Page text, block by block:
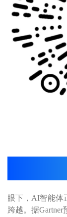
眼下，AI智能体
跨越。据